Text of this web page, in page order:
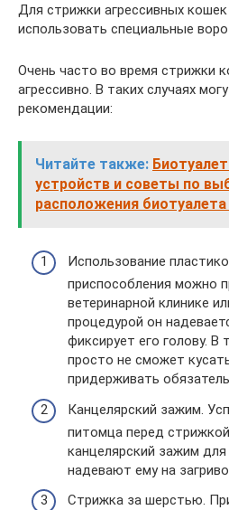
Для стрижки агрессивных
использовать специальные
Очень часто во время стрижки
агрессивно. В таких случаях
рекомендации:
Читайте также:
устройств и советы по
расположения
Использование
приспособления можно
ветеринарной клинике
процедурой он
фиксирует его голову.
просто не сможет
придерживать
Канцелярский зажим.
питомца перед
канцелярский зажим
надевают ему на
Стрижка за шерстью.